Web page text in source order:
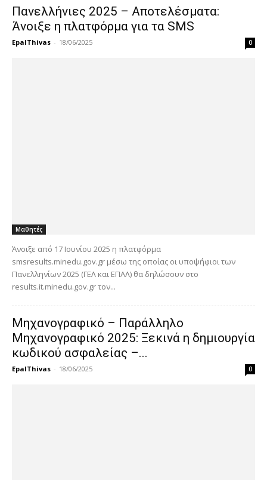
Πανελλήνιες 2025 – Αποτελέσματα:
Άνοιξε η πλατφόρμα για τα SMS
EpalThivas - 18/06/2025 0
Μαθητές
Άνοιξε από 17 Ιουνίου 2025 η πλατφόρμα
smsresults.minedu.gov.gr μέσω της οποίας οι υποψήφιοι των
Πανελληνίων 2025 (ΓΕΛ και ΕΠΑΛ) θα δηλώσουν στο
results.it.minedu.gov.gr τον...
Μηχανογραφικό – Παράλληλο
Μηχανογραφικό 2025: Ξεκινά η δημιουργία
κωδικού ασφαλείας –...
EpalThivas - 18/06/2025 0